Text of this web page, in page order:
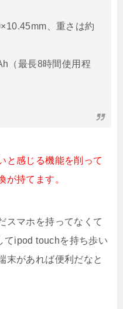
、重さは約
（最長8時間使用程
と感じる機能を削って
が持てます。
スマホを持ってなくて
てipod touchを持ち歩い
末があれば便利だなと